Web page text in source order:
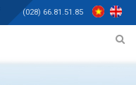
(028) 66.81.51.85